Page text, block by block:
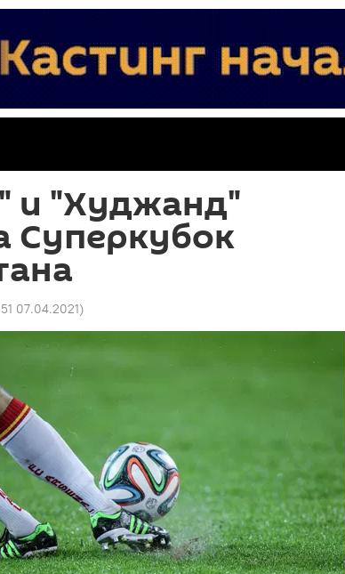
и "Худжанд"
Суперкубок
07.04.2021)